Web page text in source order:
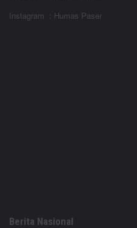
Instagram : Humas Paser
Berita Nasional